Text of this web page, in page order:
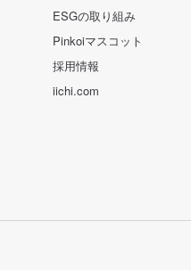
ESGの取り組み
Pinkoiマスコット
採用情報
iichi.com